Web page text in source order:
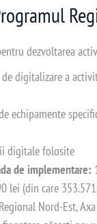
dezvoltarea
de digitalizare a
echipamente
digitale folosite
de implementare:
lei (din care
Nord-Est,